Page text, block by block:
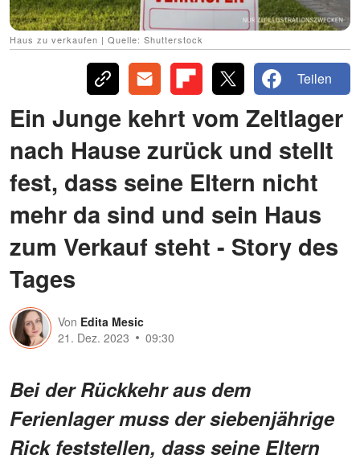
Haus zu verkaufen | Quelle: Shutterstock
Teilen
Ein Junge kehrt vom Zeltlager
nach Hause zurück und stellt
fest, dass seine Eltern nicht
mehr da sind und sein Haus
zum Verkauf steht - Story des
Tages
Von Edita Mesic
21. Dez. 2023
09:30
Bei der Rückkehr aus dem
Ferienlager muss der siebenjährige
Rick feststellen, dass seine Eltern